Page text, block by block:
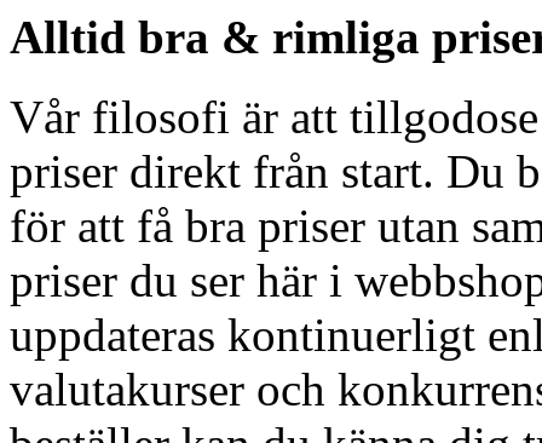
Alltid bra & rimliga
Vår filosofi är att
priser direkt från start. Du
för att få bra priser utan
priser du ser här i
uppdateras kontinuerligt
valutakurser och